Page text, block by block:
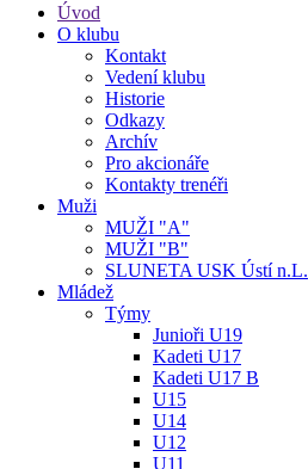
Úvod
O klubu
Kontakt
Vedení klubu
Historie
Odkazy
Archív
Pro akcionáře
Kontakty trenéři
Muži
MUŽI "A"
MUŽI "B"
SLUNETA USK Ústí n.L.
Mládež
Týmy
Junioři U19
Kadeti U17
Kadeti U17 B
U15
U14
U12
U11